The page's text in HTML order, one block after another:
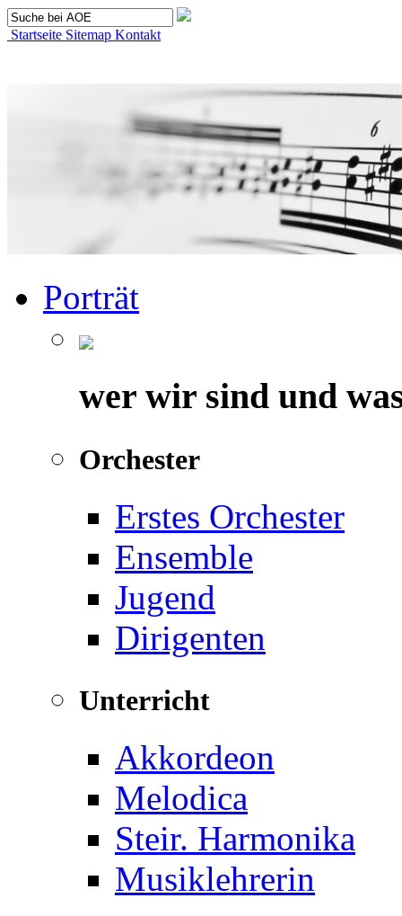
Startseite Sitemap Kontakt
Porträt
wer wir sind und
Orchester
Erstes Orchester
Ensemble
Jugend
Dirigenten
Unterricht
Akkordeon
Melodica
Steir. Harmonika
Musiklehrerin